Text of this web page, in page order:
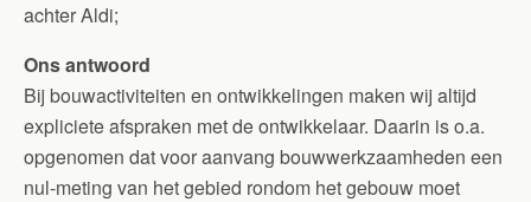
achter Aldi;
Ons antwoord
Bij bouwactiviteiten en ontwikkelingen maken wij altijd
expliciete afspraken met de ontwikkelaar. Daarin is o.a.
opgenomen dat voor aanvang bouwwerkzaamheden een
nul-meting van het gebied rondom het gebouw moet